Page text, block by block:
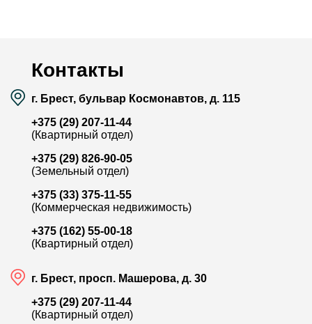
Контакты
г. Брест, бульвар Космонавтов, д. 115
+375 (29) 207-11-44
(Квартирный отдел)
+375 (29) 826-90-05
(Земельный отдел)
+375 (33) 375-11-55
(Коммерческая недвижимость)
+375 (162) 55-00-18
(Квартирный отдел)
г. Брест, просп. Машерова, д. 30
+375 (29) 207-11-44
(Квартирный отдел)